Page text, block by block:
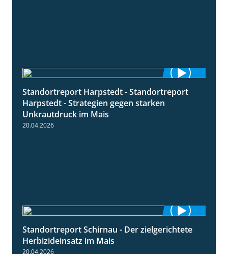
9:11
Standortreport Harpstedt - Standortreport
Harpstedt - Strategien gegen starken
Unkrautdruck im Mais
20.04.2026
9:27
Standortreport Schirnau - Der zielgerichtete
Herbizideinsatz im Mais
20.04.2026